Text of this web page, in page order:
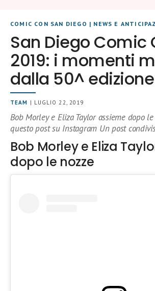
COMIC CON SAN DIEGO | NEWS E
San Diego Comic
2019: i momenti
dalla 50^ edizione
TEAM | LUGLIO 22, 2019
Bob Morley e Eliza Taylor assieme dopo
questo post su Instagram Un post
Bob Morley e Eliza
dopo le nozze